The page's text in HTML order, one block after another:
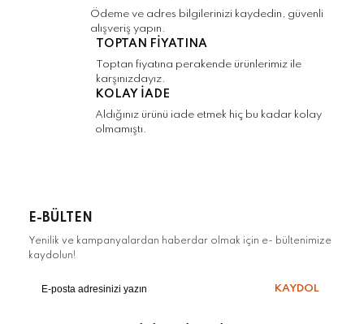
Gönder
Ödeme ve adres bilgilerinizi kaydedin, güvenli
alışveriş yapın.
TOPTAN FİYATINA
Toptan fiyatına perakende ürünlerimiz ile
karşınızdayız.
KOLAY İADE
Aldığınız ürünü iade etmek hiç bu kadar kolay
olmamıştı.
E-BÜLTEN
Yenilik ve kampanyalardan haberdar olmak için e- bültenimize
kaydolun!
KAYDOL